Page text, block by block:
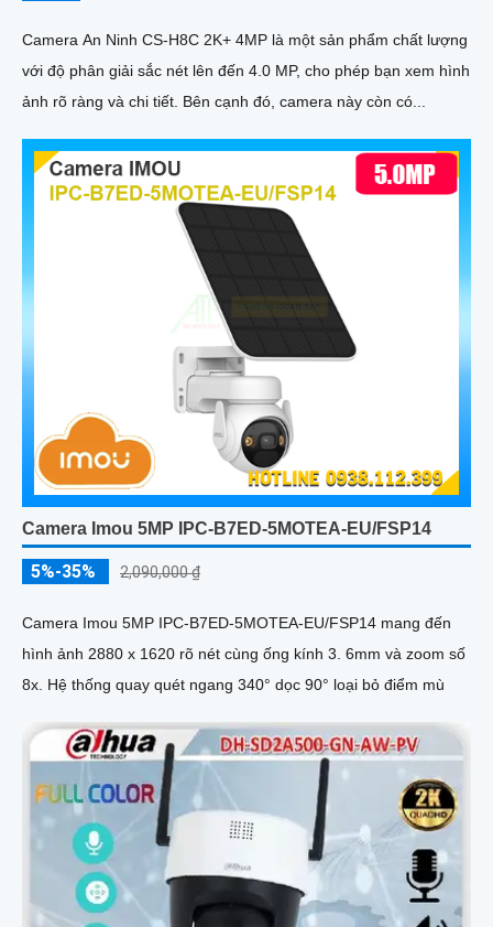
Camera An Ninh CS-H8C 2K+ 4MP là một sản phẩm chất lượng
với độ phân giải sắc nét lên đến 4.0 MP, cho phép bạn xem hình
ảnh rõ ràng và chi tiết. Bên cạnh đó, camera này còn có...
Camera Imou 5MP IPC-B7ED-5MOTEA-EU/FSP14
5%-35% 2,090,000 ₫
Camera Imou 5MP IPC-B7ED-5MOTEA-EU/FSP14 mang đến
hình ảnh 2880 x 1620 rõ nét cùng ống kính 3. 6mm và zoom số
8x. Hệ thống quay quét ngang 340° dọc 90° loại bỏ điểm mù